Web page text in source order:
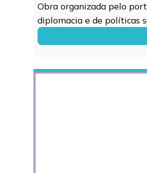
Obra organizada pelo
diplomacia e de políticas